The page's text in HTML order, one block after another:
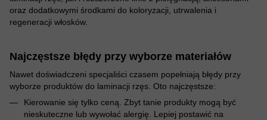
oraz dodatkowymi środkami do koloryzacji, utrwalenia i
regeneracji włosków.
Najczęstsze błędy przy wyborze materiałów
Nawet doświadczeni specjaliści czasem popełniają błędy przy
wyborze produktów do laminacji rzęs. Oto najczęstsze:
Kierowanie się tylko ceną. Zbyt tanie produkty mogą być
nieskuteczne lub wywołać alergię. Lepiej postawić na